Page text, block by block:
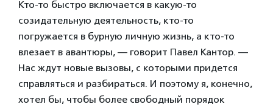
Кто-то быстро включается в какую-то
созидательную деятельность, кто-то
погружается в бурную личную жизнь, а кто-то
влезает в авантюры, — говорит Павел Кантор. —
Нас ждут новые вызовы, с которыми придется
справляться и разбираться. И поэтому я, конечно,
хотел бы, чтобы более свободный порядок